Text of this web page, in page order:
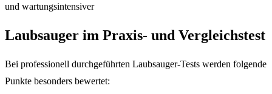
und wartungsintensiver
Laubsauger im Praxis- und Vergleichstest
Bei professionell durchgeführten Laubsauger-Tests werden folgende
Punkte besonders bewertet: